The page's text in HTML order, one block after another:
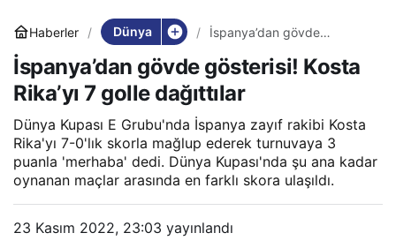
Haberler Dünya
İspanya’dan gövde
golle dağıttılar
İspanya’dan gövde gösterisi! Kosta
Rika’yı 7 golle dağıttılar
Dünya Kupası E Grubu'nda İspanya zayıf rakibi Kosta
Rika'yı 7-0'lık skorla mağlup ederek turnuvaya 3
puanla 'merhaba' dedi. Dünya Kupası'nda şu ana kadar
oynanan maçlar arasında en farklı skora ulaşıldı.
23 Kasım 2022, 23:03 yayınlandı